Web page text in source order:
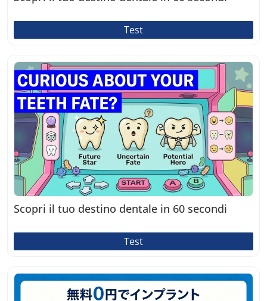
Test
Scopri il tuo destino dentale in 60 secondi
Test